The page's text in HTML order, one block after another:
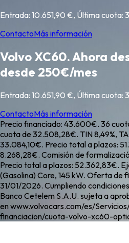
Entrada: 10.651,90 €, Última cuota:
ContactoMás información
Volvo XC60. Ahora
desde 250€/mes
Entrada: 10.651,90 €, Última cuota:
ContactoMás información
Precio financiado: 43.600€. 36
cuota de 32.508,28€. TIN 8,49%,
33.084,10€. Precio total a plazos:
8.268,28€. Comisión de
Precio total a plazos: 52.362,83€.
(Gasolina) Core, 145 kW. Oferta de
31/01/2026. Cumpliendo
Banco Cetelem S.A.U. sujeta a
en www.volvocars.com/es/
financiacion/cuota-volvo-xc60-